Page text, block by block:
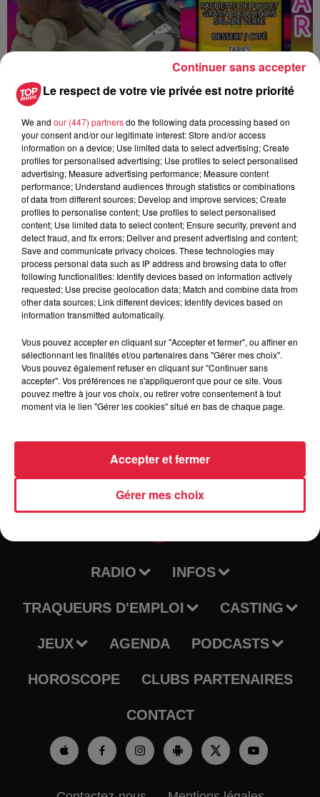
Ajouter à votre calendrier
Date
du 12 octobre 2019 à 0h00
au12 octobre 2019 à 0h00
Lieu
Tarif Gratuit
RADIO INFOS
TRAQUEURS D'EMPLOI CASTING
JEUX AGENDA PODCASTS
HOROSCOPE CLUBS PARTENAIRES
CONTACT
Le respect de votre vie privée est notre priorité
We and our (447) partnersdo the following data processing based on
your consent and/or our legitimate interest: Store and/or access
information on a device; Use limited data to select advertising; Create
profiles for personalised advertising; Use profiles to select personalised
advertising; Measure advertising performance; Measure content
performance; Understand audiences through statistics or combinations
of data from different sources; Develop and improve services; Create
profiles to personalise content; Use profiles to select personalised
content; Use limited data to select content; Ensure security, prevent and
detect fraud, and fix errors; Deliver and present advertising and content;
Save and communicate privacy choices. These technologies may
process personal data such as IP address and browsing data to offer
following functionalities: Identify devices based on information actively
requested; Use precise geolocation data; Match and combine data from
other data sources; Link different devices; Identify devices based on
information transmitted automatically.
Vous pouvez accepter en cliquant sur "Accepter et fermer", ou affiner en
sélectionnant les finalités et/ou partenaires dans "Gérer mes choix".
Vous pouvez également refuser en cliquant sur "Continuer sans
accepter". Vos préférences ne s'appliqueront que pour ce site. Vous
pouvez mettre à jour vos choix, ou retirer votre consentement à tout
moment via le lien "Gérer les cookies" situé en bas de chaque page.
Gérer mes choix
Accepter et fermer
Continuer sans accepter